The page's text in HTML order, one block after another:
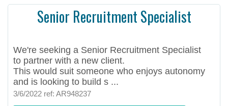
Senior Recruitment Specialist
We're seeking a Senior Recruitment Specialist
to partner with a new client.
This would suit someone who enjoys autonomy
and is looking to build s ...
3/6/2022 ref: AR948237